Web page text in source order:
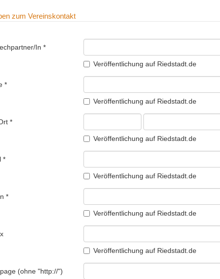
zum Vereinskontakt
Ansprechpartner/In *
Veröffentlichung auf Riedstadt.de
Straße *
Veröffentlichung auf Riedstadt.de
PLZ, Ort *
Veröffentlichung auf Riedstadt.de
E-Mail *
Veröffentlichung auf Riedstadt.de
Telefon *
Veröffentlichung auf Riedstadt.de
Veröffentlichung auf Riedstadt.de
(ohne "http://")